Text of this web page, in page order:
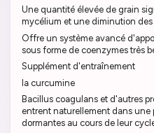
Une quantité élevée de grain
mycélium et une diminution
Offre un système avancé
sous forme de coenzymes très
Supplément d'entraînement
la curcumine
Bacillus coagulans et d'autres
entrent naturellement dans une
dormantes au cours de leur